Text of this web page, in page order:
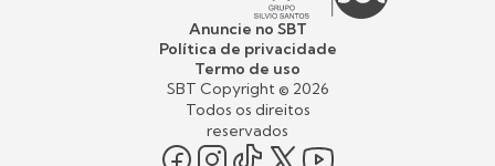
Anuncie no SBT
Política de privacidade
Termo de uso
SBT Copyright © 2026
Todos os direitos
reservados